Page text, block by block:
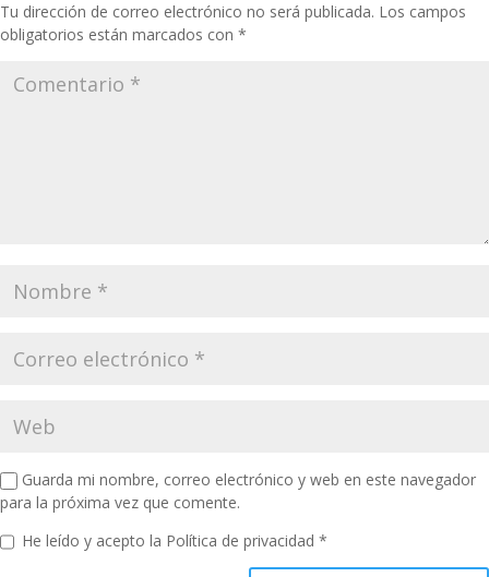
Tu dirección de correo electrónico no será publicada. Los campos
obligatorios están marcados con *
Guarda mi nombre, correo electrónico y web en este navegador
para la próxima vez que comente.
He leído y acepto la Política de privacidad *